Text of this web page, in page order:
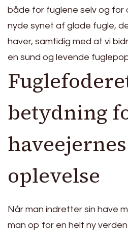
både for fuglene selv og for
nyde synet af glade fugle,
haver, samtidig med at vi
en sund og levende
betydning
oplevelse
Når man indretter sin have
man op for en helt ny